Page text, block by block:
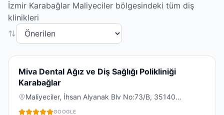
İzmir Karabağlar Maliyeciler bölgesindeki tüm diş
klinikleri
M
DIŞ KLINIĞI
Miva Dental Ağız ve Diş Sağlığı Polikliniği
Karabağlar
Maliyeciler, İhsan Alyanak Blv No:73/B, 35140
Karabağlar/İzmir, Türkiye
GOOGLE